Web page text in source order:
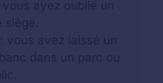
ayez oublié un
siège.
: vous avez laissé un
dans un parc ou